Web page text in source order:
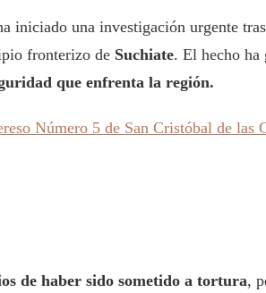
iniciado una investigación urgente
fronterizo de Suchiate. El hecho ha
que enfrenta la región.
Número 5 de San Cristóbal de las
de haber sido sometido a tortura,